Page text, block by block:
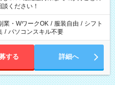
ください！
業・WワークOK / 服装自由 / シフト
/ パソコンスキル不要
する 詳細へ